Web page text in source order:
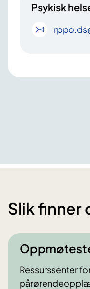
Psykisk
rppo.ds
Slik finner
Ressurssenter